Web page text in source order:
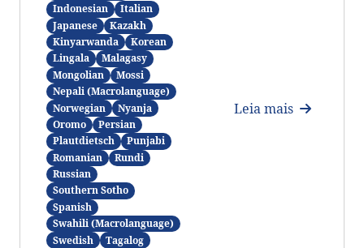
Indonesian
Italian
Japanese
Kazakh
Kinyarwanda
Korean
Lingala
Malagasy
Mongolian
Mossi
Nepali (Macrolanguage)
Norwegian
Nyanja
Oromo
Persian
Plautdietsch
Punjabi
Romanian
Rundi
Russian
Southern Sotho
Spanish
Swahili (Macrolanguage)
Swedish
Tagalog
Leia mais